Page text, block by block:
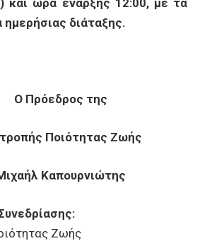
) και ώρα έναρξης 12:00, με τα
ημερήσιας διάταξης.
Ο Πρόεδρος της
Ποιότητας Ζωής
Καπουρνιώτης
Ζωής